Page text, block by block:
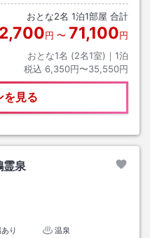
おとな2名 1泊1部屋 合計
円 〜 71,100円
おとな1名 (2名1室)｜ 1泊
税込 6,350円〜35,550円
を見る
霊泉
り
温泉